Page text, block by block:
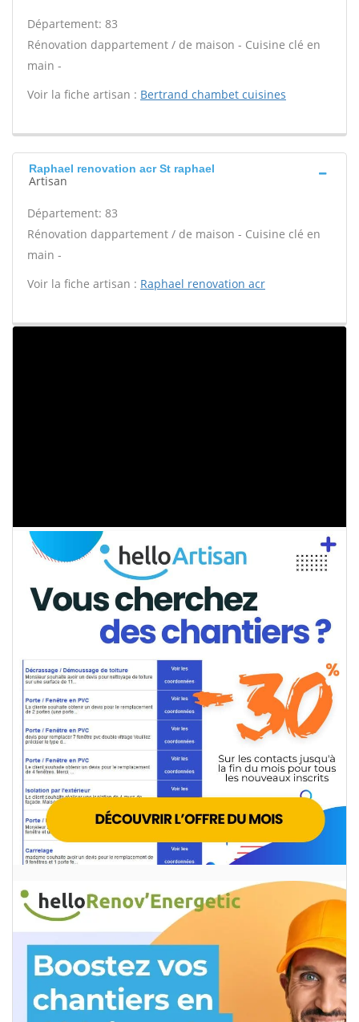
Département: 83
Rénovation dappartement / de maison - Cuisine clé en
main -
Voir la fiche artisan : Bertrand chambet cuisines
Raphael renovation acr St raphael
Artisan
Département: 83
Rénovation dappartement / de maison - Cuisine clé en
main -
Voir la fiche artisan : Raphael renovation acr